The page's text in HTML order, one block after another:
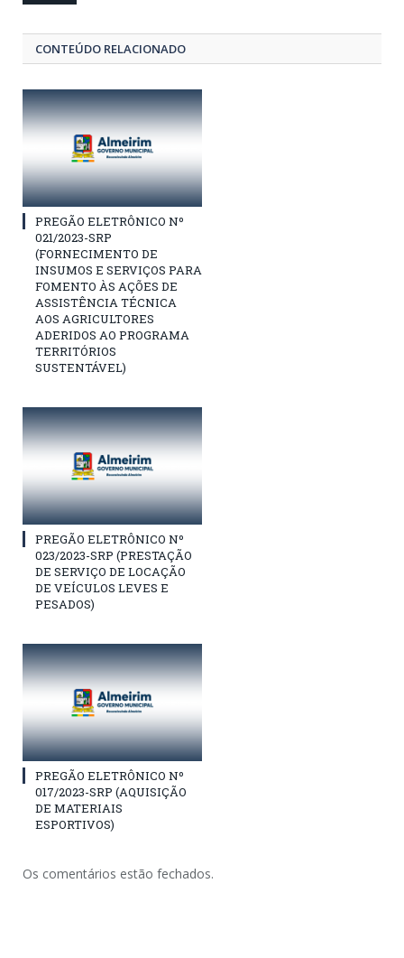
CONTEÚDO RELACIONADO
PREGÃO ELETRÔNICO Nº
021/2023-SRP
(FORNECIMENTO DE
INSUMOS E SERVIÇOS PARA
FOMENTO ÀS AÇÕES DE
ASSISTÊNCIA TÉCNICA
AOS AGRICULTORES
ADERIDOS AO PROGRAMA
TERRITÓRIOS
SUSTENTÁVEL)
PREGÃO ELETRÔNICO Nº
023/2023-SRP (PRESTAÇÃO
DE SERVIÇO DE LOCAÇÃO
DE VEÍCULOS LEVES E
PESADOS)
PREGÃO ELETRÔNICO Nº
017/2023-SRP (AQUISIÇÃO
DE MATERIAIS
ESPORTIVOS)
Os comentários estão fechados.